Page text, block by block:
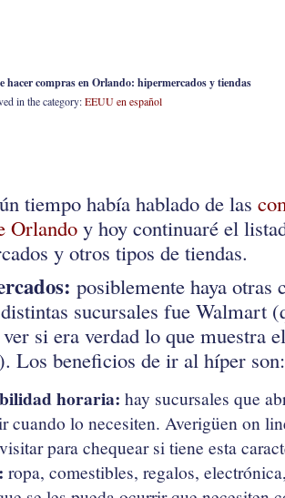
hacer compras en Orlando: hipermercados y tiendas
in the category:EEUU en español
tiempo había hablado de las
Orlando y hoy continuaré el
y otros tipos de tiendas.
posiblemente haya otras
sucursales fue Walmart
ver si era verdad lo que muestra
Los beneficios de ir al híper son:
horaria: hay sucursales que
cuando lo necesiten. Averigüen on
para chequear si tiene esta
ropa, comestibles, regalos,